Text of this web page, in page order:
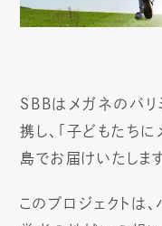
SBBはメガネのパ
携し、「子どもたち
島でお届けいたします
このプロジェクトは